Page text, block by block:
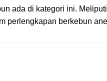
ada di kategori ini.
perlengkapan berkebun